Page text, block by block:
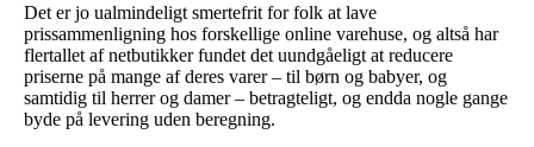
Det er jo ualmindeligt smertefrit for folk at lave
prissammenligning hos forskellige online varehuse, og altså har
flertallet af netbutikker fundet det uundgåeligt at reducere
priserne på mange af deres varer – til børn og babyer, og
samtidig til herrer og damer – betragteligt, og endda nogle gange
byde på levering uden beregning.